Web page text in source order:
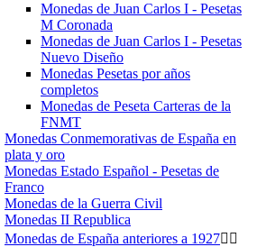
Monedas de Juan Carlos I - Pesetas
M Coronada
Monedas de Juan Carlos I - Pesetas
Nuevo Diseño
Monedas Pesetas por años
completos
Monedas de Peseta Carteras de la
FNMT
Monedas Conmemorativas de España en
plata y oro
Monedas Estado Español - Pesetas de
Franco
Monedas de la Guerra Civil
Monedas II Republica
Monedas de España anteriores a 1927 